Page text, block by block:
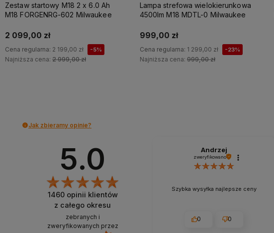
Zestaw startowy M18 2 x 6.0 Ah
M18 FORGENRG-602 Milwaukee
2 099,00 zł
Cena regularna: 2 199,00 zł -5%
Najniższa cena: 2 999,00 zł
Lampa strefowa wielokierunkowa
4500lm M18 MDTL-0 Milwaukee
999,00 zł
Cena regularna: 1 299,00 zł -23%
Najniższa cena: 999,00 zł
Jak zbieramy opinie?
5.0
1460opinii klientów
z całego okresu
zebranych i
zweryfikowanych przez
Andrzej
zweryfikowano
Szybka wysyłka najlepsze ceny
0 0